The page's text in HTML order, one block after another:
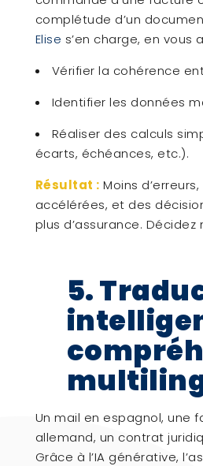
complétude d’un
Elise s’en charge, en vous
Vérifier la cohérence
Identifier les données
Réaliser des calculs
écarts, échéances, etc.).
Résultat : Moins
accélérées, et des
plus d’assurance. Décidez
5.
Un mail en espagnol, une
allemand, un contrat
Grâce à l’IA générative,